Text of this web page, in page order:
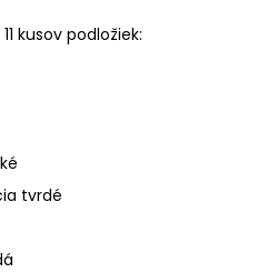
kusov podložiek:
tvrdé